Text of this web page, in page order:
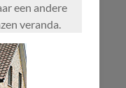
een andere
veranda.